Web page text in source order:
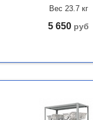
Вес 23.7 кг
5 650 руб